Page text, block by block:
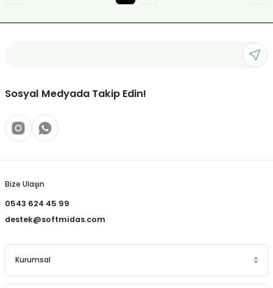
Sosyal Medyada Takip Edin!
Bize Ulaşın
0543 624 45 99
destek@softmidas.com
Kurumsal